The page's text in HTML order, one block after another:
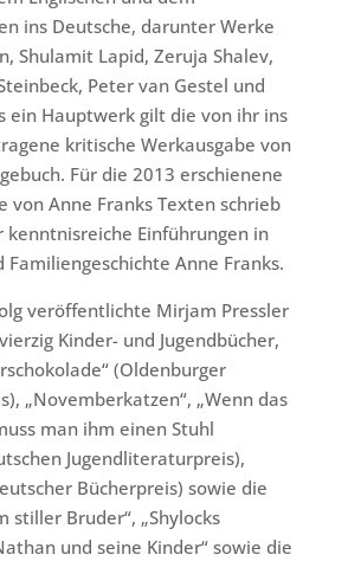
ins Deutsche, darunter Werke
Shulamit Lapid, Zeruja Shalev,
Peter van Gestel und
ein Hauptwerk gilt die von ihr ins
kritische Werkausgabe von
Für die 2013 erschienene
von Anne Franks Texten schrieb
kenntnisreiche Einführungen in
Familiengeschichte Anne Franks.
veröffentlichte Mirjam Pressler
Kinder- und Jugendbücher,
(Oldenburger
„Novemberkatzen“, „Wenn das
man ihm einen Stuhl
Jugendliteraturpreis),
Bücherpreis) sowie die
stiller Bruder“, „Shylocks
und seine Kinder“ sowie die